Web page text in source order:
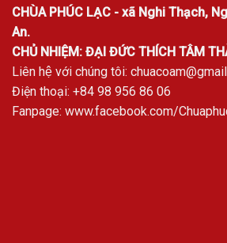
CHÙA PHÚC LẠC - xã Nghi Thạch,
An.
CHỦ NHIỆM: ĐẠI ĐỨC THÍCH TÂM
Liên hệ với chúng tôi:
Điện thoại: +84 98 956 86 06
Fanpage: www.facebook.com/